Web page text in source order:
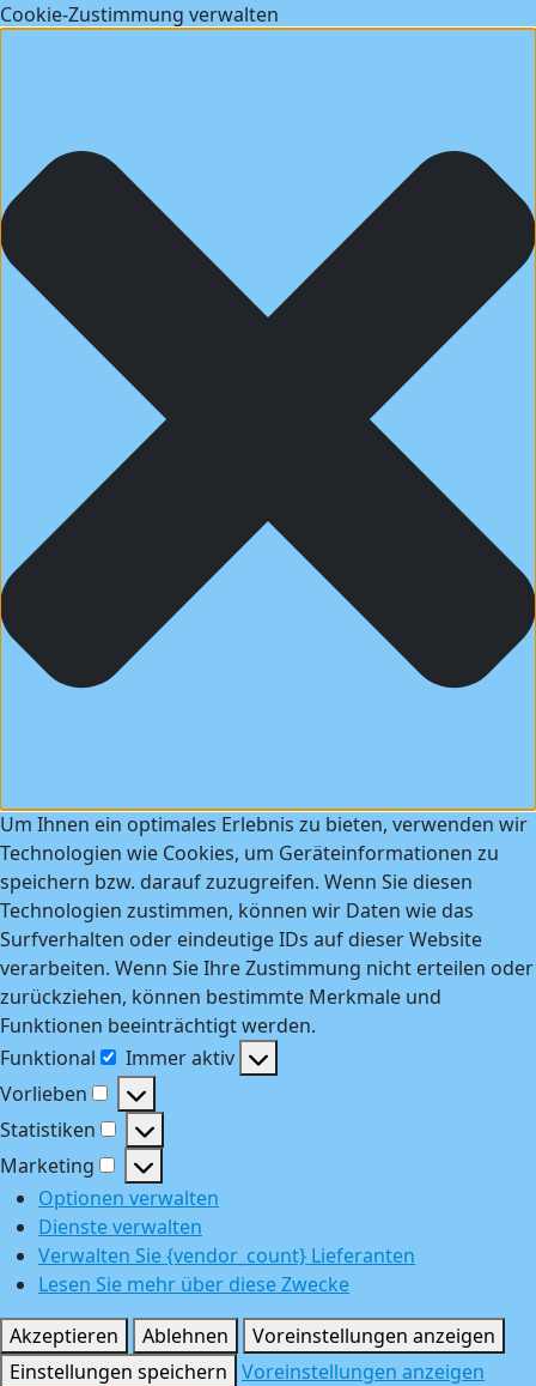
Cookie-Zustimmung verwalten
Um Ihnen ein optimales Erlebnis zu bieten, verwenden wir
Technologien wie Cookies, um Geräteinformationen zu
speichern bzw. darauf zuzugreifen. Wenn Sie diesen
Technologien zustimmen, können wir Daten wie das
Surfverhalten oder eindeutige IDs auf dieser Website
verarbeiten. Wenn Sie Ihre Zustimmung nicht erteilen oder
zurückziehen, können bestimmte Merkmale und
Funktionen beeinträchtigt werden.
Funktional
Funktional
Immer aktiv
Vorlieben
Vorlieben
Statistiken
Statistiken
Marketing
Marketing
Optionen verwalten
Dienste verwalten
Verwalten Sie {vendor_count} Lieferanten
Lesen Sie mehr über diese Zwecke
Akzeptieren
Ablehnen
Voreinstellungen anzeigen
Einstellungen speichern Voreinstellungen anzeigen